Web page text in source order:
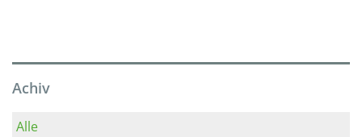
Achiv
Alle